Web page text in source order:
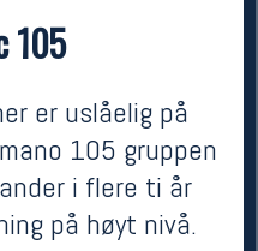
105
er uslåelig på
105 gruppen
i flere ti år
på høyt nivå.